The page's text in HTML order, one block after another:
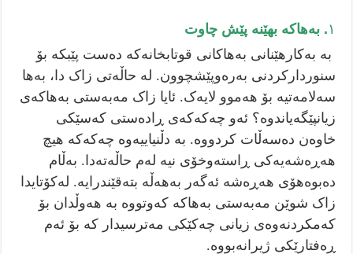
١. بەهاکە بهێنە پێش چاوت
بە بەکارهێنانی بەهاکانی قوتابخانەکە دەست پێبکە بۆ
سنوردارکردنی بەرەوپێشچوون. لە حاڵەتی زاک دا، بەها
سەلامەتیە بۆ هەموو لایەک. ئایا زاک مەبەستی بەهاکەی
زیانپێگەیاندوە؟ ئەو چەکەکەی ڕادەستی کەسێکی
خاوەن دەسەڵات کردووە. بە دڵنیاییەوە چەکەکە هیچ
هەڕەشەیەکی ڕاستەوخۆی نیە لەم حاڵەتەدا. بەڵام
دەبوەهۆی هەڕەشە ئەگەر بەهەڵە بتەقێندرایە. لەکۆتایدا
زاک شوێن مەبەستی بەهاکە کەوتووە بە هەوڵدان بۆ
کەمکردنەوەی زیانی چەکێکی مەترسیدار کە بۆ ئەم
ڕەفتارێکی ژیرانەبووە.